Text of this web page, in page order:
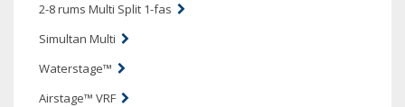
2-8 rums Multi Split 1-fas
Simultan Multi
Waterstage™
Airstage™ VRF